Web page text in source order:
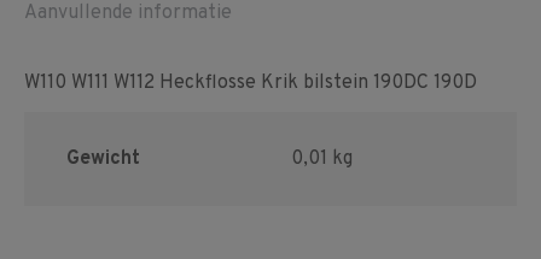
Aanvullende informatie
W110 W111 W112 Heckflosse Krik bilstein 190DC 190D
Gewicht 0,01 kg